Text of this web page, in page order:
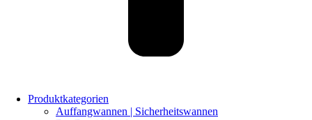
Produktkategorien
Auffangwannen | Sicherheitswannen